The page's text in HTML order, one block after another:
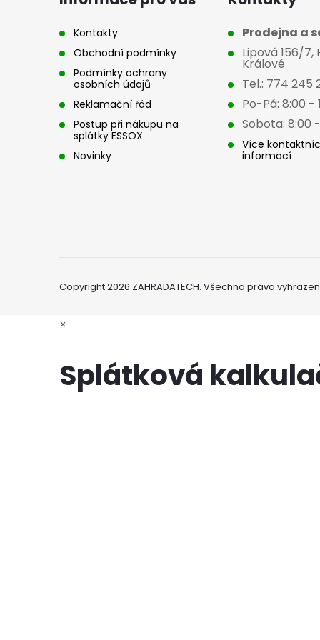
Kontakty
Obchodní podmínky
Podmínky ochrany
osobních údajů
Reklamační řád
Postup při nákupu na
splátky ESSOX
Novinky
Prodejna a
Lipová 156/7,
Králové
Tel.: 774 245
Po-Pá: 8:00 -
Sobota: 8:00 -
Více
informací
Copyright 2026 ZAHRADATECH. Všechna práva
×
Splátková